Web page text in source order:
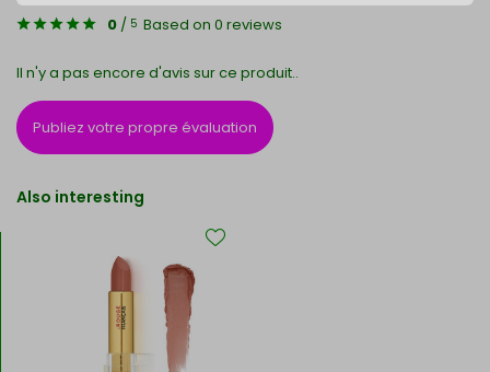
0 / 5 Based on 0 reviews
Il n'y a pas encore d'avis sur ce produit..
Publiez votre propre évaluation
Also interesting